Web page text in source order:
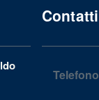
Contatti